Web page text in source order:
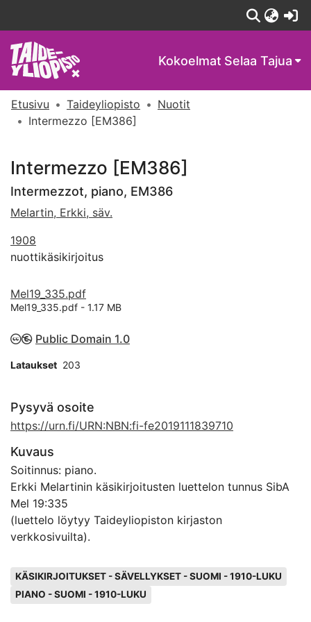
Kokoelmat Selaa Tajua
Etusivu Taideyliopisto
Nuotit
Intermezzo [EM386]
Intermezzo [EM386]
Intermezzot, piano, EM386
Melartin, Erkki, säv.
1908
nuottikäsikirjoitus
Mel19_335.pdf
Mel19_335.pdf - 1.17 MB
Public Domain 1.0
Lataukset 203
Pysyvä osoite
https://urn.fi/URN:NBN:fi-fe2019111839710
Kuvaus
Soitinnus: piano.
Erkki Melartinin käsikirjoitusten luettelon tunnus SibA
Mel 19:335
(luettelo löytyy Taideyliopiston kirjaston
verkkosivuilta).
Avainsanat
KÄSIKIRJOITUKSET - SÄVELLYKSET - SUOMI - 1910-LUKU
PIANO - SUOMI - 1910-LUKU